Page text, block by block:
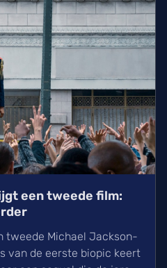
een tweede film:
tweede Michael Jackson-
van de eerste biopic keert